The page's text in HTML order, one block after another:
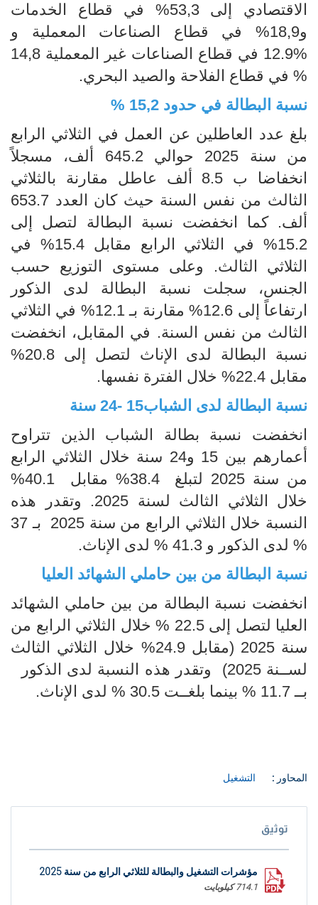
الاقتصادي إلى 53,3% في قطاع الخدمات
و18,9% في قطاع الصناعات المعملية و
%12.9 في قطاع الصناعات غير المعملية 14,8
% في قطاع الفلاحة والصيد البحري.
نسبة البطالة في حدود 15,2 %
بلغ عدد العاطلين عن العمل في الثلاثي الرابع
من سنة 2025 حوالي 645.2 ألف، مسجلاً
انخفاضا ب 8.5 ألف عاطل مقارنة بالثلاثي
الثالث من نفس السنة حيث كان العدد 653.7
ألف. كما انخفضت نسبة البطالة لتصل إلى
15.2% في الثلاثي الرابع مقابل 15.4% في
الثلاثي الثالث. وعلى مستوى التوزيع حسب
الجنس، سجلت نسبة البطالة لدى الذكور
ارتفاعاً إلى 12.6% مقارنة بـ 12.1% في الثلاثي
الثالث من نفس السنة. في المقابل، انخفضت
نسبة البطالة لدى الإناث لتصل إلى 20.8%
مقابل 22.4% خلال الفترة نفسها.
نسبة البطالة لدى الشباب15 -24 سنة
انخفضت نسبة بطالة الشباب الذين تتراوح
أعمارهم بين 15 و24 سنة خلال الثلاثي الرابع
من سنة 2025 لتبلغ 38.4% مقابل 40.1%
خلال الثلاثي الثالث لسنة 2025. وتقدر هذه
النسبة خلال الثلاثي الرابع من سنة 2025 بـ 37
% لدى الذكور و 41.3 % لدى الإناث.
نسبة البطالة من بين حاملي الشهائد العليا
انخفضت نسبة البطالة من بين حاملي الشهائد
العليا لتصل إلى 22.5 % خلال الثلاثي الرابع من
سنة 2025 (مقابل 24.9% خلال الثلاثي الثالث
لســنة 2025) وتقدر هذه النسبة لدى الذكور
بــ 11.7 % بينما بلغــت 30.5 % لدى الإناث.
المحاور : التشغيل
توثيق
مؤشرات التشغيل والبطالة للثلاثي الرابع من سنة 2025
714.1 كيلوبايت